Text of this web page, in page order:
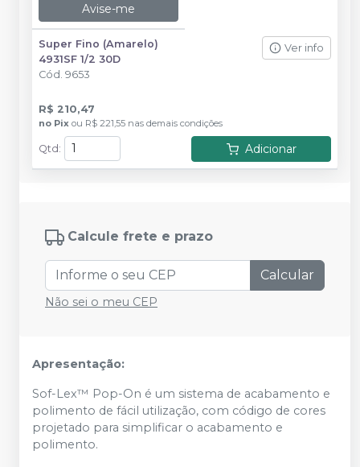
Avise-me
Super Fino (Amarelo)
4931SF 1/2 30D
Cód. 9653
Ver info
R$ 210,47
no Pix ou R$ 221,55 nas demais condições
Qtd : Adicionar
Calcule frete e prazo
Calcular
Não sei o meu CEP
Apresentação:
Sof-Lex™ Pop-On é um sistema de acabamento e
polimento de fácil utilização, com código de cores
projetado para simplificar o acabamento e
polimento.